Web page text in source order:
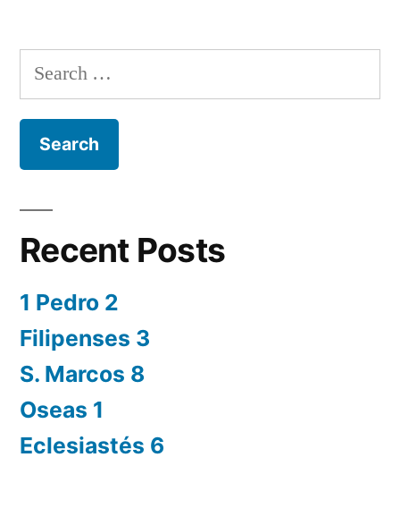
Search
for:
Recent Posts
1 Pedro 2
Filipenses 3
S. Marcos 8
Oseas 1
Eclesiastés 6